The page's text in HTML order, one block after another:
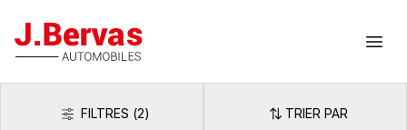
J.Bervas
FiltresFILTRES (2) Trier par
TRIER PAR